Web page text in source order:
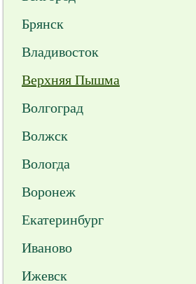
Брянск
Владивосток
Верхняя Пышма
Волгоград
Волжск
Вологда
Воронеж
Екатеринбург
Иваново
Ижевск